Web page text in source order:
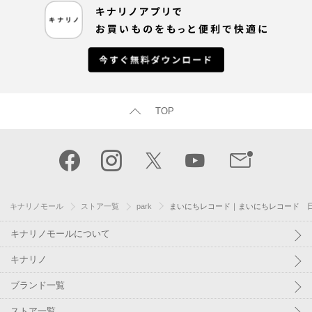
TOP
キナリノモール ストア一覧 park まいにちレコード｜まいにちレコード
キナリノモールについて
キナリノ
ブランド一覧